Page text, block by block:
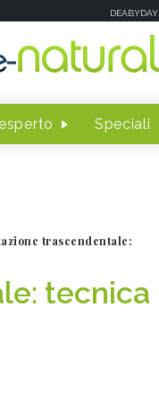
DEABYDAY
Speciali
trascendentale:
tecnica